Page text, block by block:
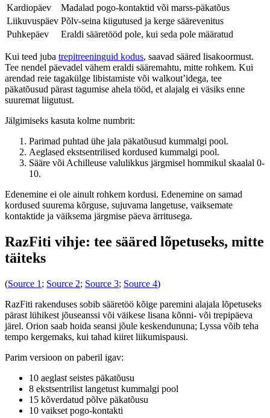
Kardiopäev
Madalad pogo-kontaktid või marss-päkatõus
Liikuvuspäev Põlv-seina kiigutused ja kerge säärevenitus
Puhkepäev
Eraldi sääretööd pole, kui seda pole määratud
Kui teed juba trepitreeninguid kodus, saavad sääred lisakoormust.
Tee nendel päevadel vähem eraldi sääremahtu, mitte rohkem. Kui
arendad reie tagakülge libistamiste või walkout’idega, tee
päkatõusud pärast tagumise ahela tööd, et alajalg ei väsiks enne
suuremat liigutust.
Jälgimiseks kasuta kolme numbrit:
Parimad puhtad ühe jala päkatõusud kummalgi pool.
Aeglased ekstsentrilised kordused kummalgi pool.
Sääre või Achilleuse valulikkus järgmisel hommikul skaalal 0-
10.
Edenemine ei ole ainult rohkem kordusi. Edenemine on samad
kordused suurema kõrguse, sujuvama langetuse, vaiksemate
kontaktide ja väiksema järgmise päeva ärritusega.
RazFiti vihje: tee sääred lõpetuseks, mitte
täiteks
(Source 1 ; Source 2; Source 3; Source 4)
RazFiti rakenduses sobib sääretöö kõige paremini alajala lõpetuseks
pärast lühikest jõuseanssi või väikese lisana kõnni- või trepipäeva
järel. Orion saab hoida seansi jõule keskendununa; Lyssa võib teha
tempo kergemaks, kui tahad kiiret liikumispausi.
Parim versioon on paberil igav:
10 aeglast seistes päkatõusu
8 ekstsentrilist langetust kummalgi pool
15 kõverdatud põlve päkatõusu
10 vaikset pogo-kontakti